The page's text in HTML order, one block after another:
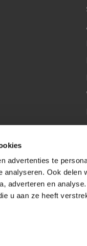
advertenties te
analyseren. Ook
adverteren en
u aan ze heeftVolg ons